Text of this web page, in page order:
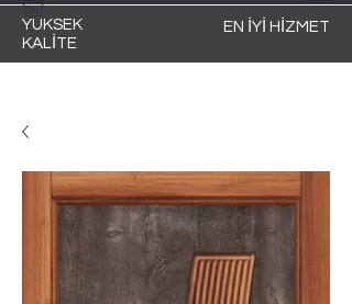
YÜKSEK
KALİTE
EN İYİ HİZMET